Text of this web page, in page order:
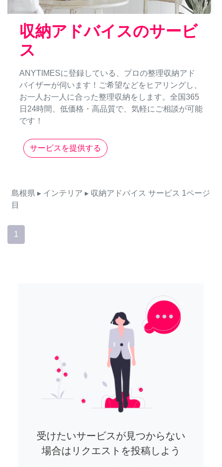
収納アドバイスのサービ
ス
ANYTIMESに登録している、プロの整理収納アド
バイザーが伺います！ご希望などをヒアリングし、
お一人お一人に合った整理収納をします。全国365
日24時間、低価格・高品質で、気軽にご相談が可能
です！
サービスを提供する
島根県 ▸ インテリア ▸ 収納アドバイス サービス 1ページ
目
1
受けたいサービスが見つからない
場合はリクエストを投稿しよう